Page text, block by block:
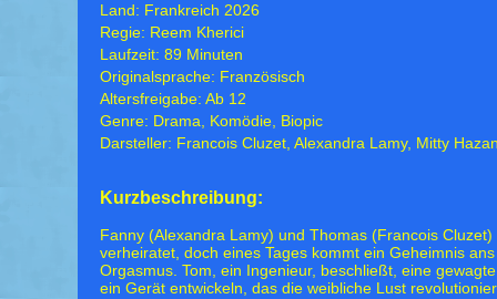
Land: Frankreich 2026
Regie: Reem Kherici
Laufzeit: 89 Minuten
Originalsprache: Französisch
Altersfreigabe: Ab 12
Genre: Drama, Komödie, Biopic
Darsteller: Francois Cluzet, Alexandra Lamy, Mitty
Kurzbeschreibung:
Fanny (Alexandra Lamy) und Thomas (Francois
verheiratet, doch eines Tages kommt ein Geheimnis
Orgasmus. Tom, ein Ingenieur, beschließt, eine
ein Gerät entwickeln, das die weibliche Lust